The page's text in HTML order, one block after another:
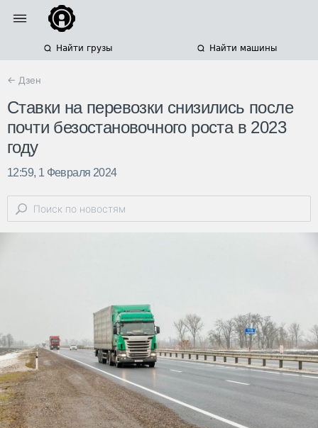
Найти грузы Найти машины
← Дзен
Ставки на перевозки снизились после
почти безостановочного роста в 2023
году
12:59, 1 Февраля 2024